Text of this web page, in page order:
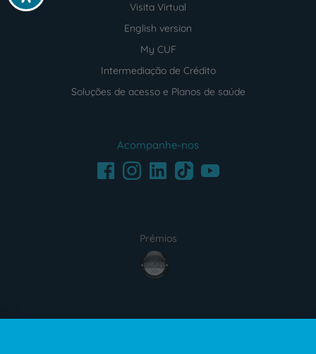
Visita Virtual
English version
My CUF
Intermediação de Crédito
Soluções de acesso e Planos de saúde
Acompanhe-nos
FacebookInstagramLinkedInTikTokYoutube
Prémios
award4